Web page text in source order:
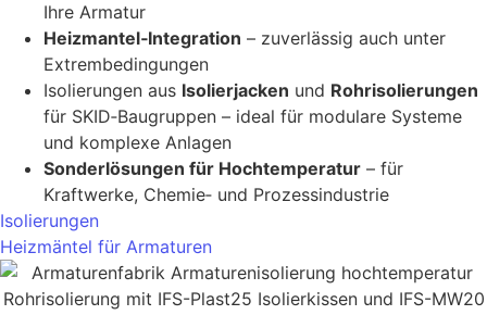
Ihre Armatur
Heizmantel‑Integration – zuverlässig auch unter
Extrembedingungen
Isolierungen aus Isolierjacken und Rohrisolierungen
für SKID‑Baugruppen – ideal für modulare Systeme
und komplexe Anlagen
Sonderlösungen für Hochtemperatur – für
Kraftwerke, Chemie‑ und Prozessindustrie
Isolierungen
Heizmäntel für Armaturen